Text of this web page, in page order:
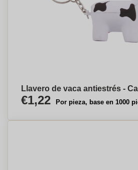
Llavero de vaca antiestrés -
€1,22 Por pieza, base en 1000